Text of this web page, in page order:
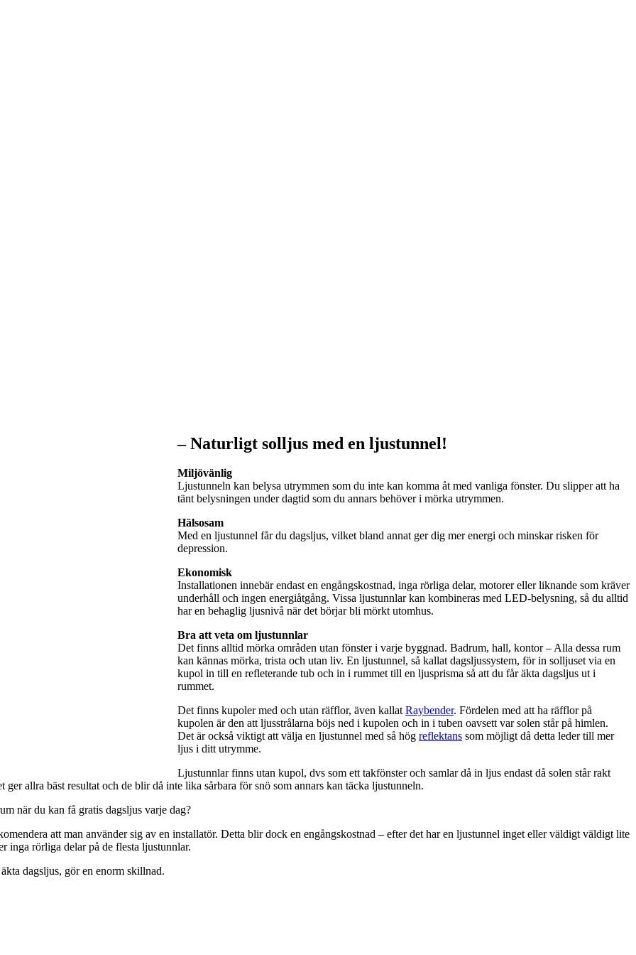
– Naturligt solljus med en ljustunnel!
Miljövänlig
Ljustunneln kan belysa utrymmen som du inte kan komma åt med vanliga fönster. Du slipper att ha
tänt belysningen under dagtid som du annars behöver i mörka utrymmen.
Hälsosam
Med en ljustunnel får du dagsljus, vilket bland annat ger dig mer energi och minskar risken för
depression.
Ekonomisk
Installationen innebär endast en engångskostnad, inga rörliga delar, motorer eller liknande som kräver
underhåll och ingen energiåtgång. Vissa ljustunnlar kan kombineras med LED-belysning, så du alltid
har en behaglig ljusnivå när det börjar bli mörkt utomhus.
Bra att veta om ljustunnlar
Det finns alltid mörka områden utan fönster i varje byggnad. Badrum, hall, kontor – Alla dessa rum
kan kännas mörka, trista och utan liv. En ljustunnel, så kallat dagsljussystem, för in solljuset via en
kupol in till en refleterande tub och in i rummet till en ljusprisma så att du får äkta dagsljus ut i
rummet.
Det finns kupoler med och utan räfflor, även kallatRaybender. Fördelen med att ha räfflor på
kupolen är den att ljusstrålarna böjs ned i kupolen och in i tuben oavsett var solen står på himlen.
Det är också viktigt att välja en ljustunnel med så hög reflektans som möjligt då detta leder till mer
ljus i ditt utrymme.
Ljustunnlar finns utan kupol, dvs som ett takfönster och samlar då in ljus endast då solen står rakt
allra bäst resultat och de blir då inte lika sårbara för snö som annars kan täcka ljustunneln.
när du kan få gratis dagsljus varje dag?
att man använder sig av en installatör. Detta blir dock en engångskostnad – efter det har en ljustunnel inget eller väldigt väldigt lite
inga rörliga delar på de flesta ljustunnlar.
dagsljus, gör en enorm skillnad.